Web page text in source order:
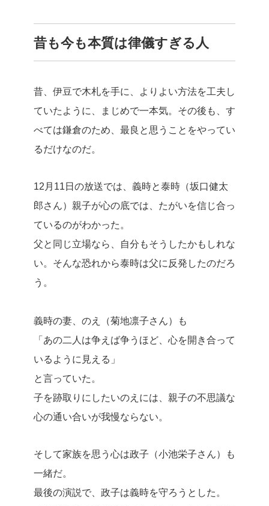
昔も今も本質は律儀すぎる人
昔、伊豆で木札を手に、よりよい方法を工夫し
ていたように、まじめで一本気。その後も、す
べては鎌倉のため、最良と思うことをやってい
るだけなのだ。
12月11日の放送では、義時と泰時（坂口健太
郎さん）親子が心の底では、たがいを信じ合っ
ているのがわかった。
父と同じ立場なら、自分もそうしたかもしれな
い。そんな恐れから泰時は父に反発したのだろ
う。
義時の妻、のえ（菊地凛子さん）も
「あの二人は争えば争うほど、心を開き合って
いるように見える」
と言っていた。
子を跡取りにしたいのえには、親子の不思議な
心の通い合いが我慢ならない。
そして家族を思う心は政子（小池栄子さん）も
一緒だ。
最後の演説で、政子は義時を守ろうとした。